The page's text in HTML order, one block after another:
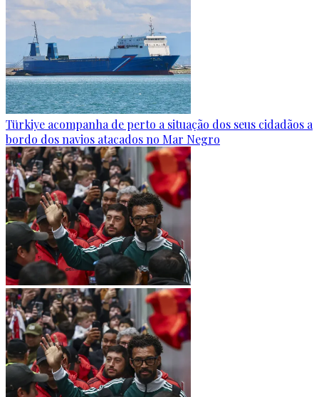
Türkiye acompanha de perto a situação dos seus cidadãos a
bordo dos navios atacados no Mar Negro